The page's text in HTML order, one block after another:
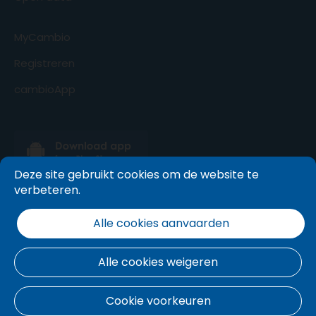
MyCambio
Registreren
cambioApp
Deze site gebruikt cookies om de website te
verbeteren.
Cookie voorkeuren
Alle cookies weigeren
Alle cookies aanvaarden
Algemene voorwaarden. Cookie beleid